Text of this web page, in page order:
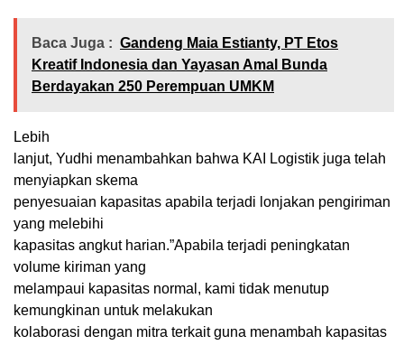
Baca Juga : Gandeng Maia Estianty, PT Etos
Kreatif Indonesia dan Yayasan Amal Bunda
Berdayakan 250 Perempuan UMKM
Lebih
lanjut, Yudhi menambahkan bahwa KAI Logistik juga telah
menyiapkan skema
penyesuaian kapasitas apabila terjadi lonjakan pengiriman
yang melebihi
kapasitas angkut harian.”Apabila terjadi peningkatan
volume kiriman yang
melampaui kapasitas normal, kami tidak menutup
kemungkinan untuk melakukan
kolaborasi dengan mitra terkait guna menambah kapasitas